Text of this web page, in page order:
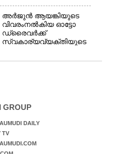
അർജുൻ ആയങ്കിയുടെ
വിവരംനൽകിയ ഓട്ടോ
ഡ്രൈവർക്ക്
സ്വകാര്യവ്യക്തിയുടെ
രമേശ് ചെന്നിത്തല
GROUP
DAILY
TV